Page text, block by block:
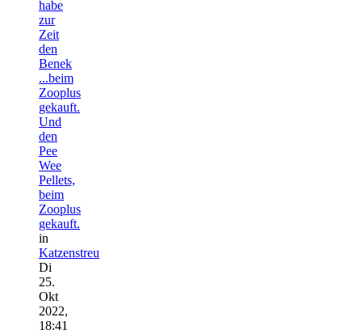
habe
zur
Zeit
den
Benek
...beim
Zooplus
gekauft.
Und
den
Pee
Wee
Pellets,
beim
Zooplus
gekauft.
in
Katzenstreu
Di
25.
Okt
2022,
18:41